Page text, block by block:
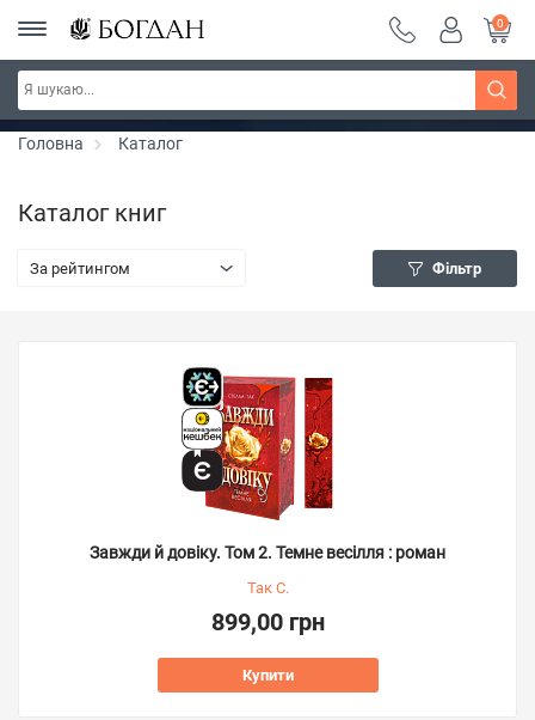
Серія "Чейзіана" ~ знижка 20%
0
Головна Каталог
Каталог книг
За рейтингом Фільтр
Завжди й довіку. Том 2. Темне весілля : роман
Так С.
899,00 грн
Купити